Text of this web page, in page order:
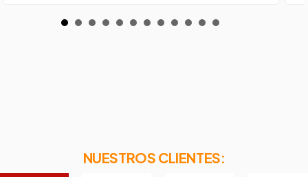
NUESTROS CLIENTES: